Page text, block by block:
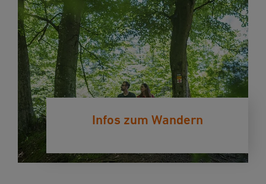
Infos zum Wandern